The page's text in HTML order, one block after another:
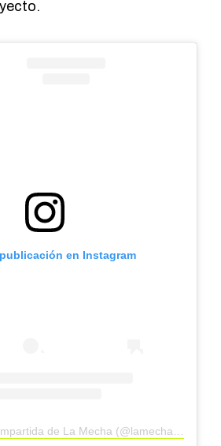
en Instagram
Una publicación compartida de La Mecha (@lamechaar)